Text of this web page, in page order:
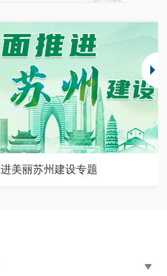
美丽苏州建设专题